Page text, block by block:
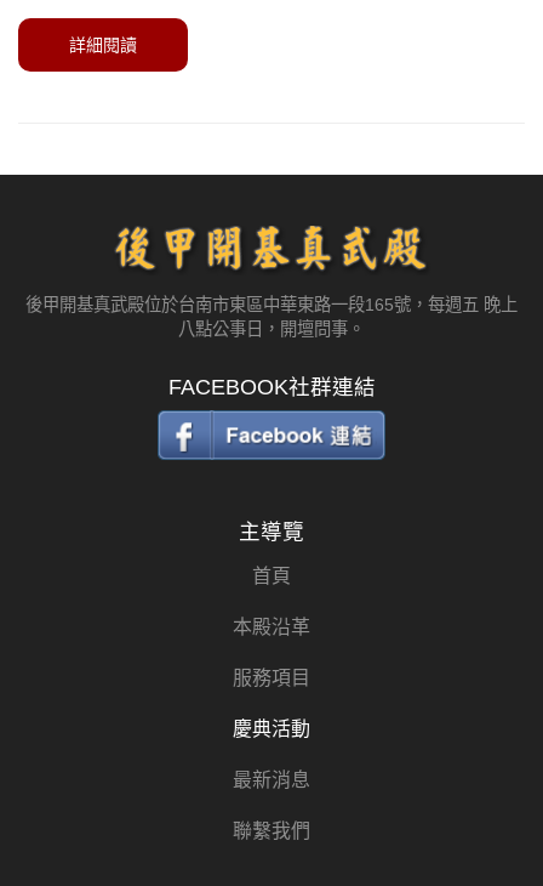
詳細閱讀
後甲開基真武殿位於台南市東區中華東路一段165號，每週五 晚上
八點公事日，開壇問事。
FACEBOOK社群連結
主導覽
首頁
本殿沿革
服務項目
慶典活動
最新消息
聯繫我們